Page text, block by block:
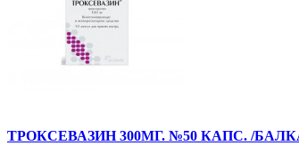
ТРОКСЕВАЗИН 300МГ. №50 КАПС. /